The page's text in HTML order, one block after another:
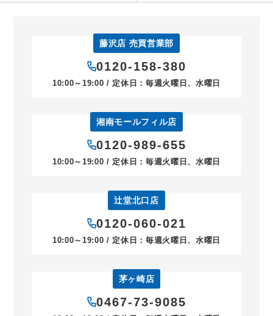
藤沢店 売買営業部
0120-158-380
10:00～19:00 / 定休日：毎週火曜日、水曜日
湘南モールフィル店
0120-989-655
10:00～19:00 / 定休日：毎週火曜日、水曜日
辻堂北口店
0120-060-021
10:00～19:00 / 定休日：毎週火曜日、水曜日
茅ヶ崎店
0467-73-9085